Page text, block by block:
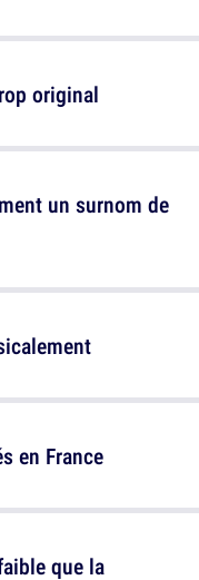
un surnom de
en France
original
que la